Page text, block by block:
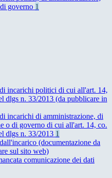
governo 1
incarichi politici di cui all'art. 14,
dlgs n. 33/2013 (da pubblicare in
incarichi di amministrazione, di
o di governo di cui all'art. 14, co.
dlgs n. 33/2013 1
(documentazione da
sul sito web)
comunicazione dei dati